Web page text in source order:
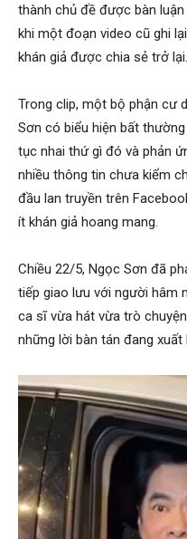
thành chủ đề được bàn
khi một đoạn video cũ ghi
khán giả được chia sẻ trở lại.
Trong clip, một bộ phận cư
Sơn có biểu hiện bất
tục nhai thứ gì đó và phản
nhiều thông tin chưa kiểm
đầu lan truyền trên
ít khán giả hoang mang.
Chiều 22/5, Ngọc Sơn đã
tiếp giao lưu với người hâm
ca sĩ vừa hát vừa trò
những lời bàn tán đang xuất